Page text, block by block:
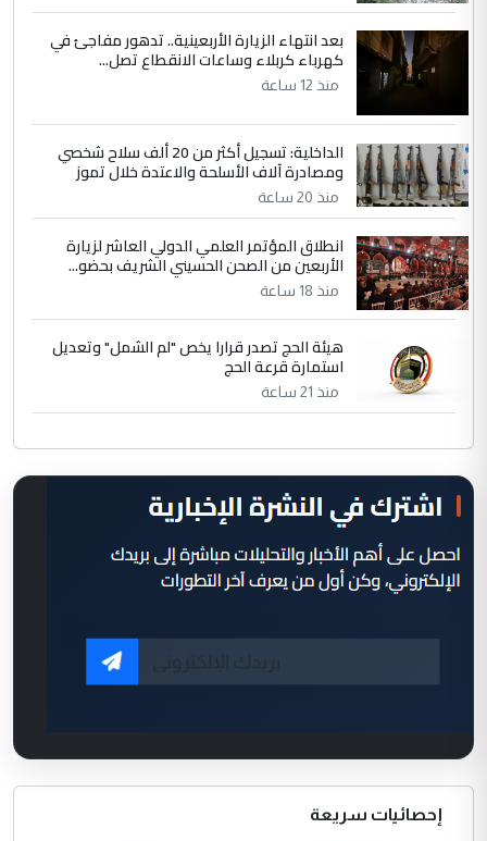
بعد انتهاء الزيارة الأربعينية.. تدهور مفاجئ في
كهرباء كربلاء وساعات الانقطاع تصل...
منذ 12 ساعة
الداخلية: تسجيل أكثر من 20 ألف سلاح شخصي
ومصادرة آلاف الأسلحة والاعتدة خلال تموز
منذ 20 ساعة
انطلاق المؤتمر العلمي الدولي العاشر لزيارة
الأربعين من الصحن الحسيني الشريف بحضو...
منذ 18 ساعة
هيئة الحج تصدر قرارا يخص "لم الشمل" وتعديل
استمارة قرعة الحج
منذ 21 ساعة
إحصائيات سريعة